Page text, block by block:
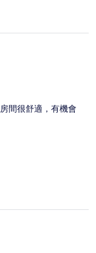
間很舒適，有機會